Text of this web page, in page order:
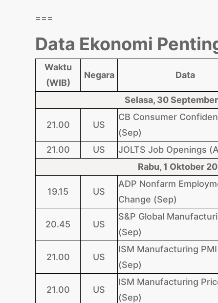
===
Data Ekonomi
Waktu
(WIB)
Negara Data
Selasa, 30
21.00 US
CB Consumer
(Sep)
21.00 US JOLTS Job Openings
Rabu, 1 Oktober
19.15 US
ADP Nonfarm
Change (Sep)
20.45 US
S&P Global
(Sep)
21.00 US
ISM Manufacturing PMI
(Sep)
21.00 US
ISM Manufacturing
(Sep)